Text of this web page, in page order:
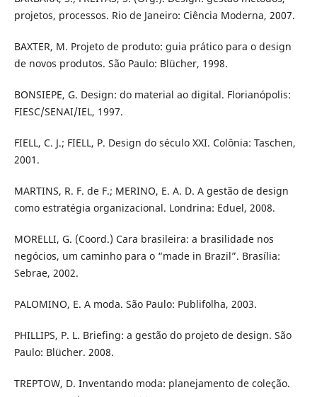
projetos, processos. Rio de Janeiro: Ciência Moderna, 2007.
BAXTER, M. Projeto de produto: guia prático para o design
de novos produtos. São Paulo: Blücher, 1998.
BONSIEPE, G. Design: do material ao digital. Florianópolis:
FIESC/SENAI/IEL, 1997.
FIELL, C. J.; FIELL, P. Design do século XXI. Colônia: Taschen,
2001.
MARTINS, R. F. de F.; MERINO, E. A. D. A gestão de design
como estratégia organizacional. Londrina: Eduel, 2008.
MORELLI, G. (Coord.) Cara brasileira: a brasilidade nos
negócios, um caminho para o “made in Brazil”. Brasília:
Sebrae, 2002.
PALOMINO, E. A moda. São Paulo: Publifolha, 2003.
PHILLIPS, P. L. Briefing: a gestão do projeto de design. São
Paulo: Blücher. 2008.
TREPTOW, D. Inventando moda: planejamento de coleção.